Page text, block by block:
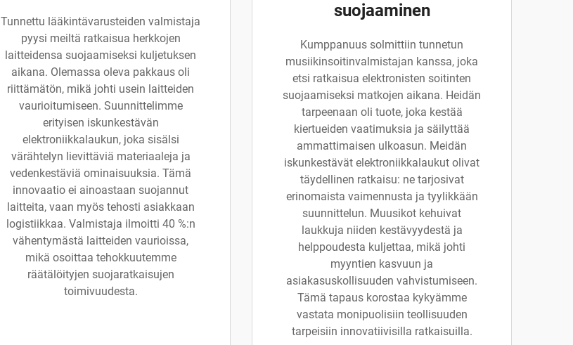
Tunnettu lääkintävarusteiden valmistaja
pyysi meiltä ratkaisua herkkojen
laitteidensa suojaamiseksi kuljetuksen
aikana. Olemassa oleva pakkaus oli
riittämätön, mikä johti usein laitteiden
vaurioitumiseen. Suunnittelimme
erityisen iskunkestävän
elektroniikkalaukun, joka sisälsi
värähtelyn lievittäviä materiaaleja ja
vedenkestäviä ominaisuuksia. Tämä
innovaatio ei ainoastaan suojannut
laitteita, vaan myös tehosti asiakkaan
logistiikkaa. Valmistaja ilmoitti 40 %:n
vähentymästä laitteiden vaurioissa,
mikä osoittaa tehokkuutemme
räätälöityjen suojaratkaisujen
toimivuudesta.
suojaaminen
Kumppanuus solmittiin tunnetun
musiikinsoitinvalmistajan kanssa, joka
etsi ratkaisua elektronisten soitinten
suojaamiseksi matkojen aikana. Heidän
tarpeenaan oli tuote, joka kestää
kiertueiden vaatimuksia ja säilyttää
ammattimaisen ulkoasun. Meidän
iskunkestävät elektroniikkalaukut olivat
täydellinen ratkaisu: ne tarjosivat
erinomaista vaimennusta ja tyylikkään
suunnittelun. Muusikot kehuivat
laukkuja niiden kestävyydestä ja
helppoudesta kuljettaa, mikä johti
myyntien kasvuun ja
asiakasuskollisuuden vahvistumiseen.
Tämä tapaus korostaa kykyämme
vastata monipuolisiin teollisuuden
tarpeisiin innovatiivisilla ratkaisuilla.